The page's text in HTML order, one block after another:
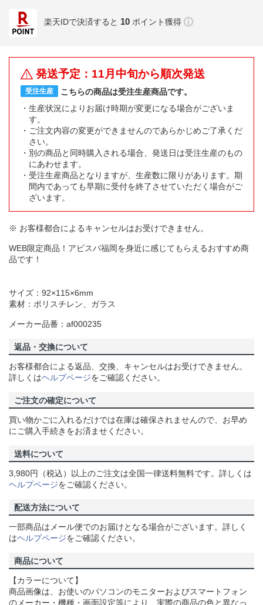
楽天IDで決済すると 10 ポイント獲得
発送予定：11月中旬から順次発送
受注生産
こちらの商品は受注生産商品です。
生産状況によりお届け時期が変更になる場合がございま
す。
ご注文内容の変更ができませんのであらかじめご了承くだ
さい。
別の商品と同時購入される場合、発送日は受注生産のもの
にあわせます。
受注生産商品となりますが、生産数に限りがあります。期
間内であっても早期に受付を終了させていただく場合がご
ざいます。
※ お客様都合によるキャンセルはお受けできません。
WEB限定商品！アビスパ福岡を身近に感じてもらえるおすすめ商
品です！
サイズ：92×115×6mm
素材：ポリスチレン、ガラス
メーカー品番：af000235
返品・交換について
お客様都合による返品、交換、キャンセルはお受けできません。
詳しくはヘルプページをご確認ください。
ご注文の確定について
買い物かごに入れるだけでは在庫は確保されませんので、お早め
にご購入手続きをお済ませください。
送料について
3,980円（税込）以上のご注文は全国一律送料無料です。詳しくは
ヘルプページをご確認ください。
配送方法について
一部商品はメール便でのお届けとなる場合がございます。詳しく
はヘルプページをご確認ください。
商品について
【カラーについて】
商品画像は、お使いのパソコンのモニターおよびスマートフォン
のメーカー・機種・画面設定等により、実際の商品の色と異なっ